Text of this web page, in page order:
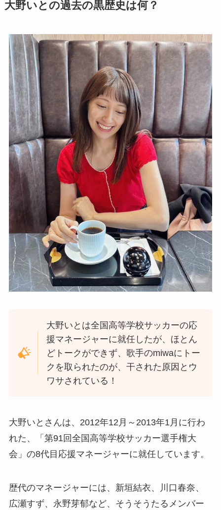
大野いとの過去の黒歴史は何？
大野いとは全国高等学校サッカーの応
援マネージャーに就任したが、ほとん
どトークができず、歌手のmiwaにトー
クを取られたのが、干された原因とウ
ワサされている！
大野いとさんは、2012年12月～2013年1月に行わ
れた、「第91回全国高等学校サッカー選手権大
会」の8代目応援マネージャーに就任しています。
歴代のマネージャーには、新垣結衣、川口春奈、
広瀬すず、永野芽郁など、そうそうたるメンバー